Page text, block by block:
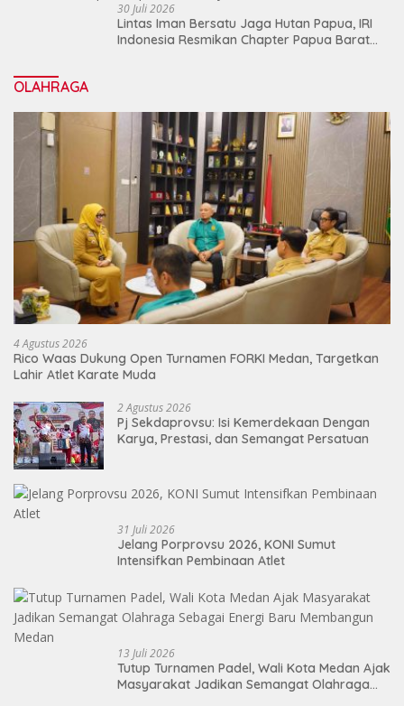
30 Juli 2026
Lintas Iman Bersatu Jaga Hutan Papua, IRI
Indonesia Resmikan Chapter Papua Barat
OLAHRAGA
4 Agustus 2026
Rico Waas Dukung Open Turnamen FORKI Medan, Targetkan
Lahir Atlet Karate Muda
2 Agustus 2026
Pj Sekdaprovsu: Isi Kemerdekaan Dengan
Karya, Prestasi, dan Semangat Persatuan
31 Juli 2026
Jelang Porprovsu 2026, KONI Sumut
Intensifkan Pembinaan Atlet
13 Juli 2026
Tutup Turnamen Padel, Wali Kota Medan Ajak
Masyarakat Jadikan Semangat Olahraga